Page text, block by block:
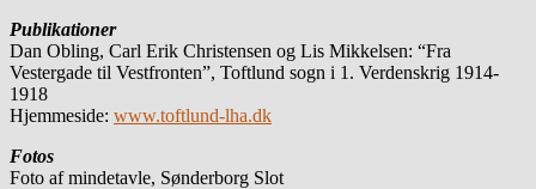
Publikationer
Dan Obling, Carl Erik Christensen og Lis Mikkelsen: “Fra
Vestergade til Vestfronten”, Toftlund sogn i 1. Verdenskrig 1914-
1918
Hjemmeside: www.toftlund-lha.dk
Fotos
Foto af mindetavle, Sønderborg Slot